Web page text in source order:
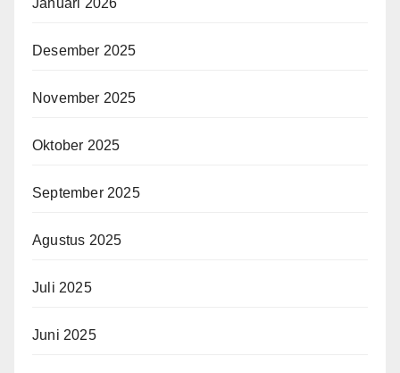
Januari 2026
Desember 2025
November 2025
Oktober 2025
September 2025
Agustus 2025
Juli 2025
Juni 2025